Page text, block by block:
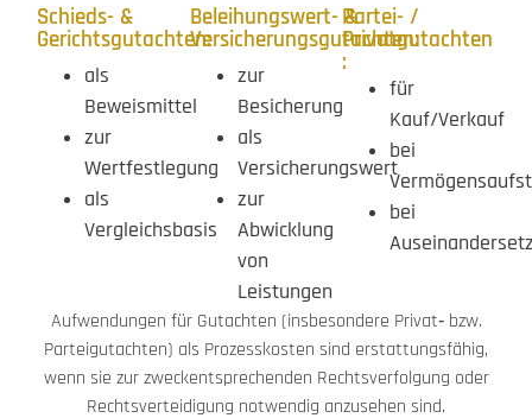
Schieds- &
Gerichtsgutachten:
als
Beweismittel
zur
Wertfestlegung
als
Vergleichsbasis
Beleihungswert- &
Versicherungsgutachten:
zur
Besicherung
als
Versicherungswert
zur
Abwicklung
von
Leistungen
Partei- /
Privatgutachten
:
für
Kauf/Verkauf
bei
bei
Aufwendungen für Gutachten (insbesondere Privat‑ bzw.
Parteigutachten) als Prozesskosten sind erstattungsfähig,
wenn sie zur zweckentsprechenden Rechtsverfolgung oder
Rechtsverteidigung notwendig anzusehen sind.